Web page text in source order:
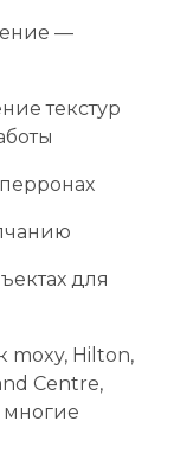
—
текстур
для
moxy, Hilton,
Centre,
многие